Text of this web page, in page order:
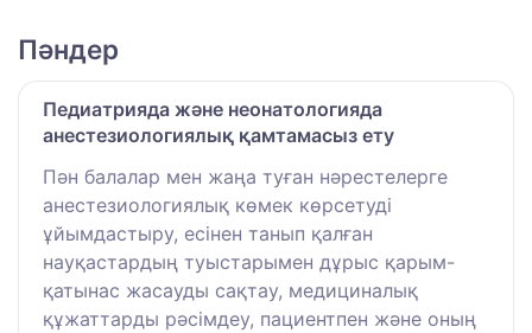
Пәндер
Педиатрияда және неонатологияда
анестезиологиялық қамтамасыз ету
Пән балалар мен жаңа туған нәрестелерге
анестезиологиялық көмек көрсетуді
ұйымдастыру, есінен танып қалған
науқастардың туыстарымен дұрыс қарым-
қатынас жасауды сақтау, медициналық
құжаттарды рәсімдеу, пациентпен және оның